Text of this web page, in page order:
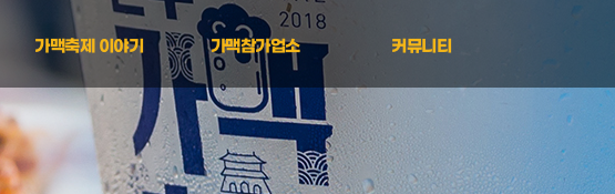
가맥축제 이야기
2026 가맥축제
2025 가맥축제
가맥참가업소
가맥참가업소
커뮤니티
공지사항
분실물센터